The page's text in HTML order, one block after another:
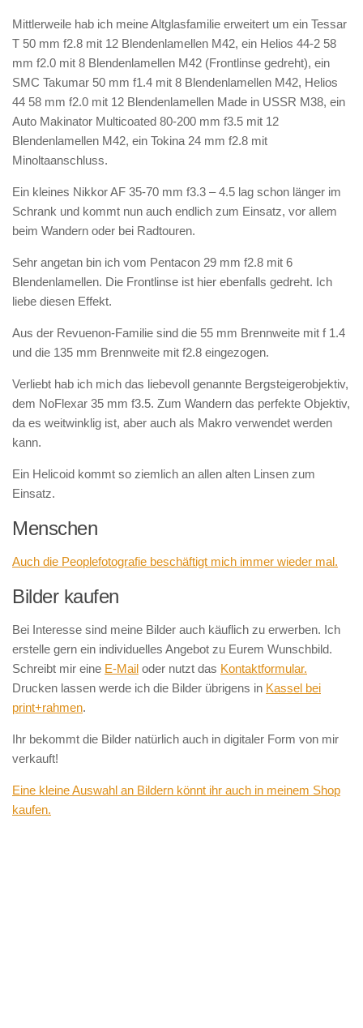
Mittlerweile hab ich meine Altglasfamilie erweitert um ein Tessar
T 50 mm f2.8 mit 12 Blendenlamellen M42, ein Helios 44-2 58
mm f2.0 mit 8 Blendenlamellen M42 (Frontlinse gedreht), ein
SMC Takumar 50 mm f1.4 mit 8 Blendenlamellen M42, Helios
44 58 mm f2.0 mit 12 Blendenlamellen Made in USSR M38, ein
Auto Makinator Multicoated 80-200 mm f3.5 mit 12
Blendenlamellen M42, ein Tokina 24 mm f2.8 mit
Minoltaanschluss.
Ein kleines Nikkor AF 35-70 mm f3.3 – 4.5 lag schon länger im
Schrank und kommt nun auch endlich zum Einsatz, vor allem
beim Wandern oder bei Radtouren.
Sehr angetan bin ich vom Pentacon 29 mm f2.8 mit 6
Blendenlamellen. Die Frontlinse ist hier ebenfalls gedreht. Ich
liebe diesen Effekt.
Aus der Revuenon-Familie sind die 55 mm Brennweite mit f 1.4
und die 135 mm Brennweite mit f2.8 eingezogen.
Verliebt hab ich mich das liebevoll genannte Bergsteigerobjektiv,
dem NoFlexar 35 mm f3.5. Zum Wandern das perfekte Objektiv,
da es weitwinklig ist, aber auch als Makro verwendet werden
kann.
Ein Helicoid kommt so ziemlich an allen alten Linsen zum
Einsatz.
Menschen
Auch die Peoplefotografie beschäftigt mich immer wieder mal.
Bilder kaufen
Bei Interesse sind meine Bilder auch käuflich zu erwerben. Ich
erstelle gern ein individuelles Angebot zu Eurem Wunschbild.
Schreibt mir eine E-Mail oder nutzt das Kontaktformular.
Drucken lassen werde ich die Bilder übrigens in Kassel bei
print+rahmen.
Ihr bekommt die Bilder natürlich auch in digitaler Form von mir
verkauft!
Eine kleine Auswahl an Bildern könnt ihr auch in meinem Shop
kaufen.